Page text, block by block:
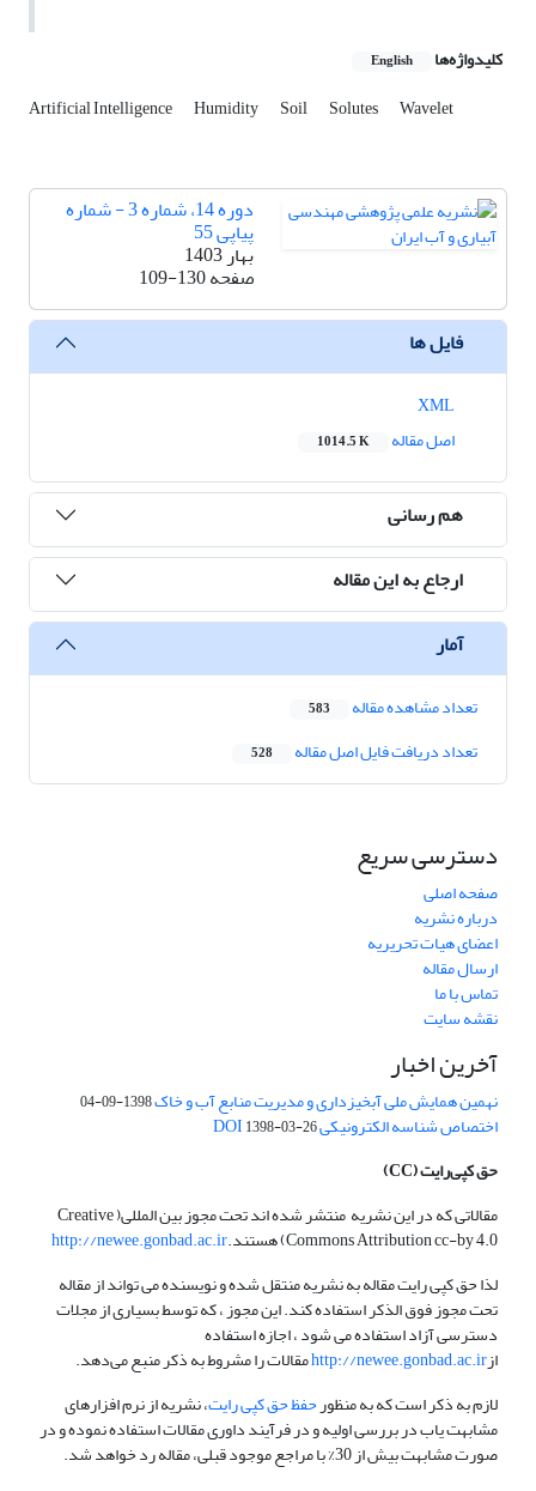
کلیدواژه‌ها English
Artificial Intelligence Humidity Soil Solutes Wavelet
دوره 14، شماره 3 - شماره
پیاپی 55
بهار 1403
صفحه109-130
فایل ها
اصل مقاله
1014.5 K
هم رسانی
ارجاع به این مقاله
آمار
تعداد مشاهده مقاله 583
تعداد دریافت فایل اصل مقاله 528
دسترسی سریع
صفحه اصلی
درباره نشریه
اعضای هیات تحریریه
ارسال مقاله
تماس با ما
نقشه سایت
آخرین اخبار
نهمین همایش ملی آبخیزداری و مدیریت منابع آب و خاک1398-09-04
اختصاص شناسه الکترونیکی DOI1398-03-26
حق کپی‌رایت(CC)
مقالاتی که در این نشریه منتشر شده اند تحت مجوز بین المللی( Creative
Commons Attribution cc-by 4.0) هستند.
http://newee.gonbad.ac.ir
لذا حق کپی رایت مقاله به نشریه منتقل شده و نویسنده می تواند از مقاله
تحت مجوز فوق الذکر استفاده کند. این مجوز ، که توسط بسیاری از مجلات
دسترسی آزاد استفاده می شود ، اجازه استفاده
ازhttp://newee.gonbad.ac.irمقالات را مشروط به ذکر منبع می‌دهد.
لازم به ذکر است که به منظورحفظ حق کپی رایت، نشریه از نرم افزارهای
مشابهت یاب در بررسی اولیه و در فرآیند داوری مقالات استفاده نموده و در
صورت مشابهت بیش از 30% با مراجع موجود قبلی، مقاله رد خواهد شد.